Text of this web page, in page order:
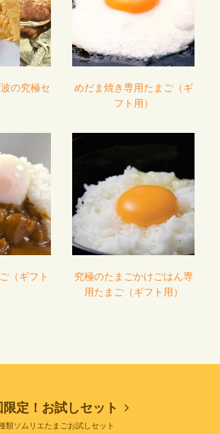
の究極セ
めだま焼き専用たまご（ギ
フト用）
（ギフト
究極のたまごかけごはん専
用たまご（ギフト用）
限定！お試しセット
類ソムリエたまごお試しセット